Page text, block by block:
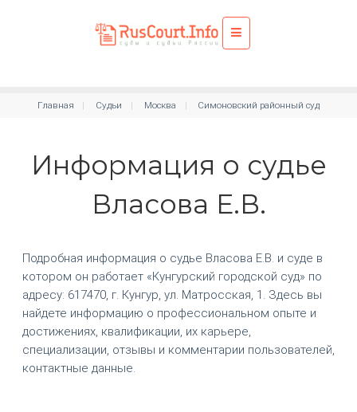
Главная Судьи Москва Симоновский районный суд
Информация о судье
Власова Е.В.
Подробная информация о судье Власова Е.В. и суде в
котором он работает «Кунгурский городской суд» по
адресу: 617470, г. Кунгур, ул. Матросская, 1. Здесь вы
найдете информацию о профессиональном опыте и
достижениях, квалификации, их карьере,
специализации, отзывы и комментарии пользователей,
контактные данные.